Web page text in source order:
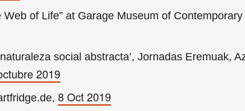
of Life” at Garage Museum of Contemporary
social abstracta’, Jornadas Eremuak,
2019
8 Oct 2019